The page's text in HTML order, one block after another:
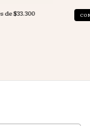
de$33.300